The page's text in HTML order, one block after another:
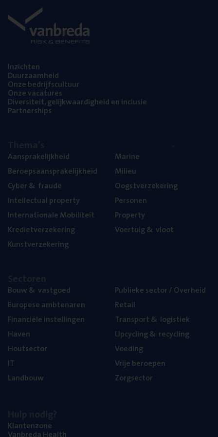
Inzich­ten
Duur­zaam­heid
Onze bedrijfs­cul­tuur
Onze vaca­tu­res
Diver­si­teit, gelijk­waar­dig­heid en inclusie
Part­ner­ships
Aan­spra­ke­lijk­heid
Beroeps­aan­spra­ke­lijk­heid
Cyber& fraude
Intel­lec­tu­al property
Inter­na­ti­o­na­le Mobiliteit
Kre­diet­ver­ze­ke­ring
Kunst­ver­ze­ke­ring
Mari­ne
Mili­eu
Oogst­ver­ze­ke­ring
Per­so­nen
Pro­per­ty
Voer­tuig& vloot
Bouw& vastgoed
Euro­pe­se ambtenaren
Finan­ci­ë­le instellingen
Haven
Hout­sec­tor
IT
Land­bouw
Publie­ke sec­tor / Overheid
Retail
Trans­port& logistiek
Upcy­cling& recycling
Voe­ding
Vrije beroe­pen
Zorg­sec­tor
Klan­ten­zo­ne
Van­b­re­da Health